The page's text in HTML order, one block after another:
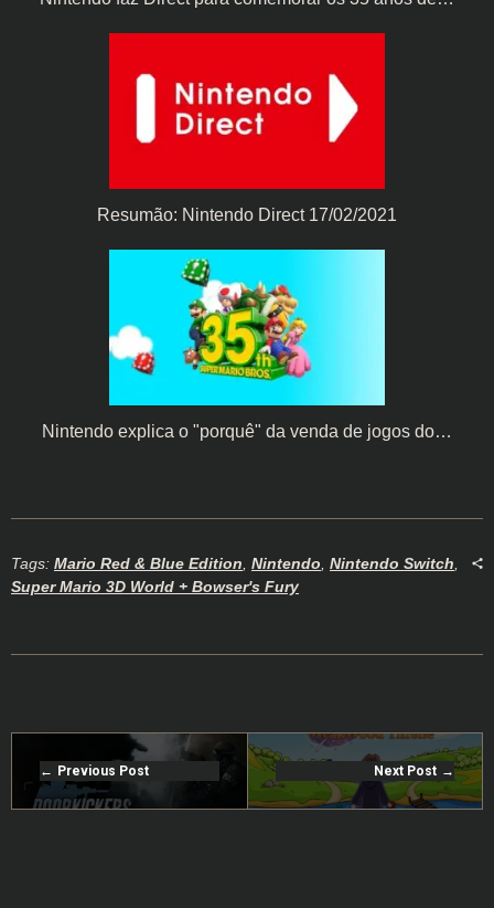
Resumão: Nintendo Direct 17/02/2021
Nintendo explica o "porquê" da venda de jogos do…
Tags: Mario Red & Blue Edition Nintendo Nintendo Switch
Super Mario 3D World + Bowser's Fury
Previous Post Next Post